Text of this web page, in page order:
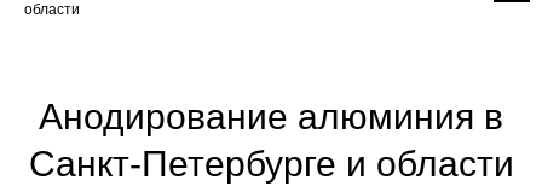
области
Анодирование алюминия в
Санкт-Петербурге и области